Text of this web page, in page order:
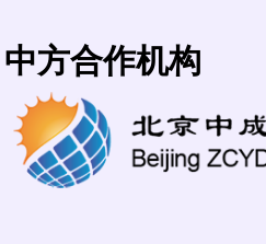
中方合作机构